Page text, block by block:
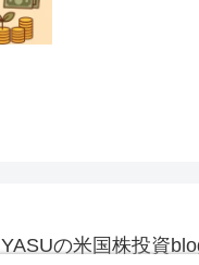
YASUの米国株投資